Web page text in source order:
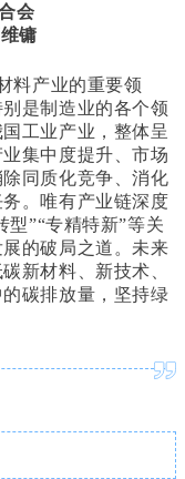
会
镛
料产业的重要领
是制造业的各个领
工业产业，整体呈
集中度提升、市场
同质化竞争、消化
。唯有产业链深度
型”“专精特新”等关
的破局之道。未来
新材料、新技术、
碳排放量，坚持绿